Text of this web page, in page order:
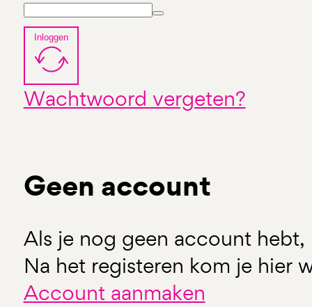
Inloggen
Wachtwoord vergeten?
Geen account
Als je nog geen account hebt,
Na het registeren kom je hier
Account aanmaken